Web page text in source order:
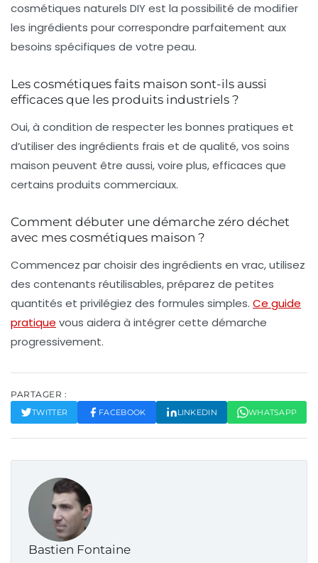
cosmétiques naturels DIY est la possibilité de modifier
les ingrédients pour correspondre parfaitement aux
besoins spécifiques de votre peau.
Les cosmétiques faits maison sont-ils aussi
efficaces que les produits industriels ?
Oui, à condition de respecter les bonnes pratiques et
d’utiliser des ingrédients frais et de qualité, vos soins
maison peuvent être aussi, voire plus, efficaces que
certains produits commerciaux.
Comment débuter une démarche zéro déchet
avec mes cosmétiques maison ?
Commencez par choisir des ingrédients en vrac, utilisez
des contenants réutilisables, préparez de petites
quantités et privilégiez des formules simples. Ce guide
pratique vous aidera à intégrer cette démarche
progressivement.
PARTAGER :
TWITTER FACEBOOK LINKEDIN WHATSAPP
Bastien Fontaine